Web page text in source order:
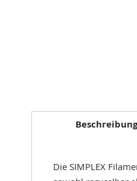
der
BildergalerieBeschreibung
Die SIMPLEX